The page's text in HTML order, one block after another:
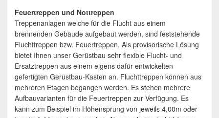
Feuertreppen und Nottreppen
Treppenanlagen welche für die Flucht aus einem
brennenden Gebäude aufgebaut werden, sind feststehende
Fluchttreppen bzw. Feuertreppen. Als provisorische Lösung
bietet Ihnen unser Gerüstbau sehr flexible Flucht- und
Ersatztreppen aus einem eigens dafür entwickelten
gefertigten Gerüstbau-Kasten an. Fluchttreppen können aus
mehreren Etagen begangen werden. Es stehen mehrere
Aufbauvarianten für die Feuertreppen zur Verfügung. Es
kann zum Beispiel im Höhensprung von jeweils 4,00m oder